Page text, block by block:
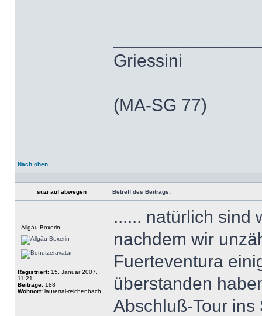
Griessini
(MA-SG 77)
Nach oben
Profil
suzi auf abwegen Betreff des Beitrags:
Allgäu-Boxerin
Registriert: 15. Januar 2007,
11:21
Beiträge: 188
Wohnort: lautertal-reichenbach
...... natürlich sind
nachdem wir
Fuerteventura
überstanden
Abschluß-Tour